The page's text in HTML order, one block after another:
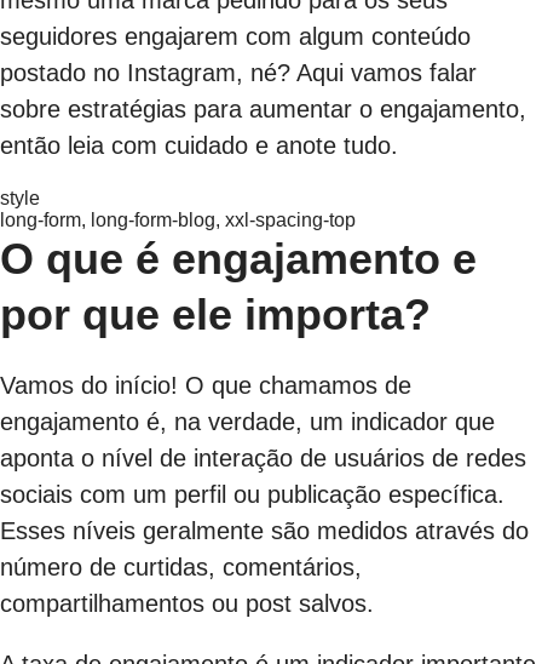
seguidores engajarem com algum conteúdo
postado no Instagram, né? Aqui vamos falar
sobre estratégias para aumentar o engajamento,
então leia com cuidado e anote tudo.
style
long-form, long-form-blog, xxl-spacing-top
O que é engajamento e
por que ele importa?
Vamos do início! O que chamamos de
engajamento é, na verdade, um indicador que
aponta o nível de interação de usuários de redes
sociais com um perfil ou publicação específica.
Esses níveis geralmente são medidos através do
número de curtidas, comentários,
compartilhamentos ou post salvos.